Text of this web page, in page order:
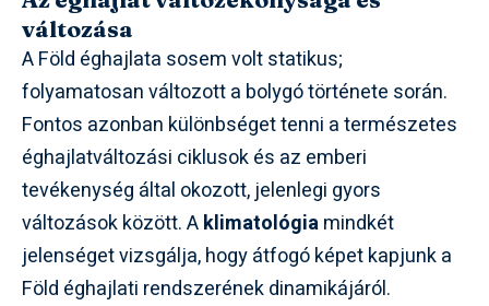
változása
A Föld éghajlata sosem volt statikus;
folyamatosan változott a bolygó története során.
Fontos azonban különbséget tenni a természetes
éghajlatváltozási ciklusok és az emberi
tevékenység által okozott, jelenlegi gyors
változások között. Aklimatológiamindkét
jelenséget vizsgálja, hogy átfogó képet kapjunk a
Föld éghajlati rendszerének dinamikájáról.